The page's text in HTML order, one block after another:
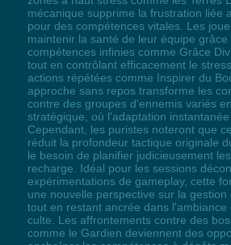
mécanique supprime la frustration liée
pour des compétences vitales. Les
maintenir la santé de leur équipe grâce
compétences infinies comme Grâce
tout en contrôlant efficacement le
actions répétées comme Inspirer du
approche sans repos transforme les
contre des groupes d'ennemis variés
stratégique, où l'adaptation
Cependant, les puristes noteront que
réduit la profondeur tactique originale
le besoin de planifier judicieusement
recharge. Idéal pour les sessions
expérimentations de gameplay, cette
une nouvelle perspective sur la gestion
tout en restant ancrée dans l'ambiance
culte. Les affrontements contre des
comme le Gardien deviennent des